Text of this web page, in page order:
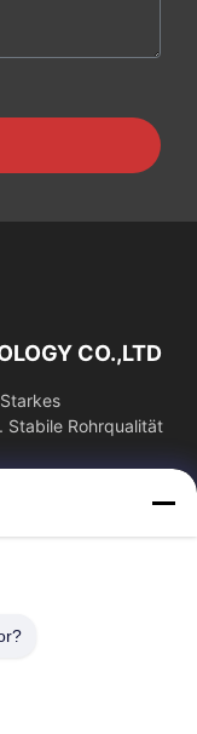
CO.,LTD
Stabile Rohrqualität
Ein Zitat